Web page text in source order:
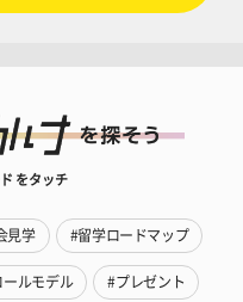
をタッチ
見学 #留学ロードマップ
ールモデル #プレゼント